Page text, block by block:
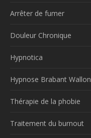
Arrêter de fumer
Douleur Chronique
Hypnotica
Hypnose Brabant Wallon
Thérapie de la phobie
Traitement du burnout